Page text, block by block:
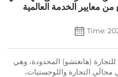
معايير الخدمة العالمية
Time:
(هانغتشو) المحدودة، وهي
مجالَي التجارة واللوجستيات،